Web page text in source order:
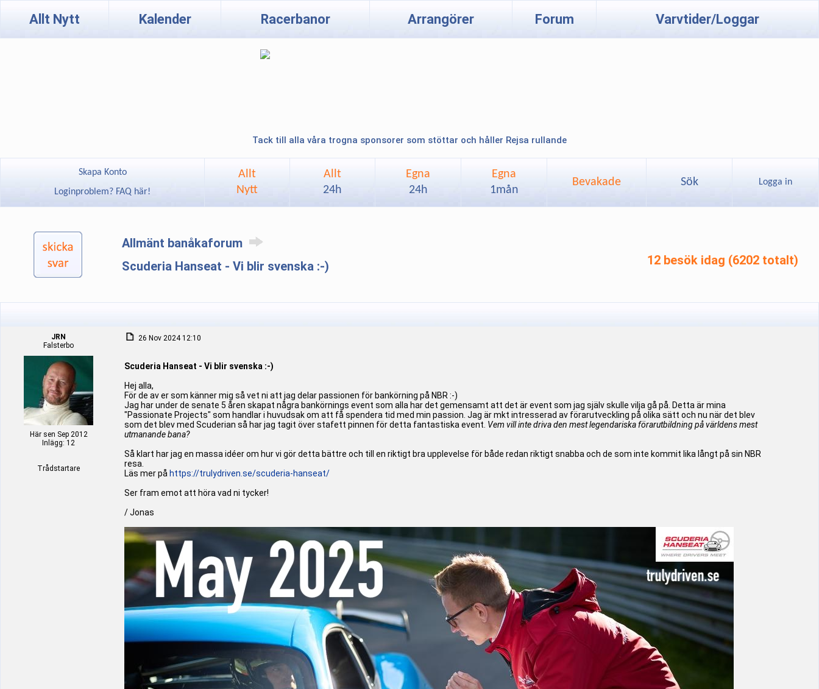
Allt Nytt Kalender Racerbanor Arrangörer Forum Varvtider/Loggar
Tack till alla våra trogna sponsorer som stöttar och håller Rejsa rullande
Skapa Konto
Loginproblem? FAQ här!
Allt
Nytt
Allt
24h
Egna
24h
Egna
1mån
Bevakade Sök Logga in
Allmänt banåkaforum
Scuderia Hanseat - Vi blir svenska :-)
12 besök idag (6202 totalt)
JRN
Falsterbo
Här sen Sep 2012
Inlägg: 12
Trådstartare
26 Nov 2024 12:10
Scuderia Hanseat - Vi blir svenska :-)
Hej alla,
För de av er som känner mig så vet ni att jag delar passionen för bankörning på NBR :-)
Jag har under de senate 5 åren skapat några bankörnings event som alla har det gemensamt att det är event som jag själv skulle vilja gå på. Detta är mina
"Passionate Projects" som handlar i huvudsak om att få spendera tid med min passion. Jag är mkt intresserad av förarutveckling på olika sätt och nu när det blev
som det blev med Scuderian så har jag tagit över stafett pinnen för detta fantastiska event. Vem vill inte driva den mest legendariska förarutbildning på världens mest
utmanande bana?
Så klart har jag en massa idéer om hur vi gör detta bättre och till en riktigt bra upplevelse för både redan riktigt snabba och de som inte kommit lika långt på sin NBR
resa.
Läs mer på https://trulydriven.se/scuderia-hanseat/
Ser fram emot att höra vad ni tycker!
/ Jonas